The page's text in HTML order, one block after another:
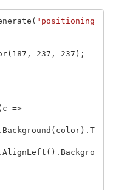
( "positioning
( 187 , 237 , 237 );
c =>
Background ( color). T
AlignLeft (). Backgro